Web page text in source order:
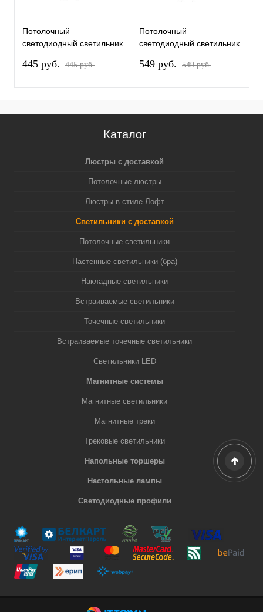
Потолочный
светодиодный светильник
445 pуб. 445 pуб.
Потолочный
светодиодный светильник
549 pуб. 549 pуб.
Каталог
Люстры с доставкой
Потолочные люстры
Люстры в стиле Лофт
Светильники с доставкой
Потолочные светильники
Настенные светильники (бра)
Накладные светильники
Встраиваемые светильники
Точечные светильники
Встраиваемые точечные светильники
Светильники LED
Магнитные системы
Магнитные светильники
Магнитные треки
Трековые светильники
Напольные торшеры
Настольные лампы
Светодиодные профили